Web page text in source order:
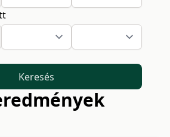
Keresés